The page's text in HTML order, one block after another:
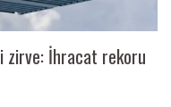
zirve: İhracat rekoru